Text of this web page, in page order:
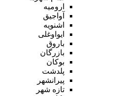
ارومیه
آواجیق
اشنویه
ایواوغلی
باروق
بازرگان
بوکان
پلدشت
پیرانشهر
تازه شهر